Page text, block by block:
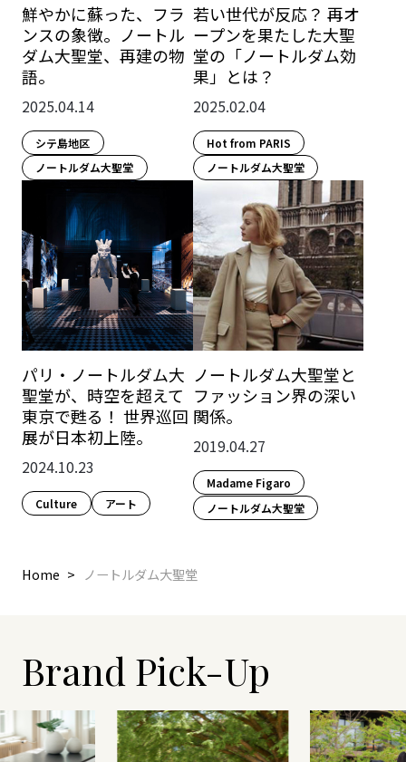
鮮やかに蘇った、フラ
ンスの象徴。ノートル
ダム大聖堂、再建の物
語。
2025.04.14
シテ島地区
ノートルダム大聖堂
若い世代が反応？ 再オ
ープンを果たした大聖
堂の「ノートルダム効
果」とは？
2025.02.04
Hot from PARIS
ノートルダム大聖堂
パリ・ノートルダム大
聖堂が、時空を超えて
東京で甦る！ 世界巡回
展が日本初上陸。
2024.10.23
Culture​ アート
ノートルダム大聖堂と
ファッション界の深い
関係。
2019.04.27
Madame Figaro
ノートルダム大聖堂
Home ノートルダム大聖堂
Brand Pick-Up